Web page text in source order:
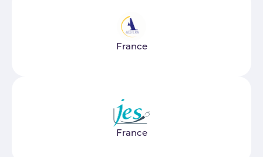
France
France